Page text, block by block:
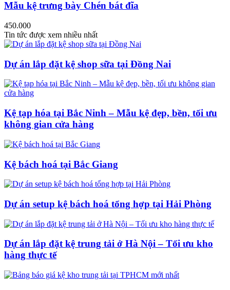
Mẫu kệ trưng bày Chén bát đĩa
450.000
Tin tức được xem nhiều nhất
Dự án lắp đặt kệ shop sữa tại Đồng Nai
Kệ tạp hóa tại Bắc Ninh – Mẫu kệ đẹp, bền, tối ưu
không gian cửa hàng
Kệ bách hoá tại Bắc Giang
Dự án setup kệ bách hoá tổng hợp tại Hải Phòng
Dự án lắp đặt kệ trung tải ở Hà Nội – Tối ưu kho
hàng thực tế